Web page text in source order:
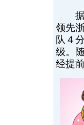
据新
领先
队４
级。
经提前